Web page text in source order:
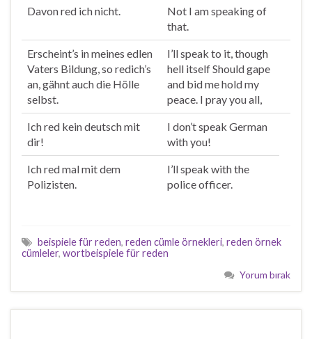
Davonred ich nicht. Not I amspeaking of
that.
Erscheint’s in meines edlen
Vaters Bildung, so redich’s
an, gähnt auch die Hölle
selbst.
I’llspeak to it, though
hell itself Should gape
and bid me hold my
peace. I pray you all,
Ichred kein deutsch mit
dir!
I don’tspeak German
with you!
Ichredmal mit dem
Polizisten.
I’llspeak with the
police officer.
beispiele für reden, reden cümle örnekleri, reden örnek
cümleler, wortbeispiele für reden
Yorum bırak